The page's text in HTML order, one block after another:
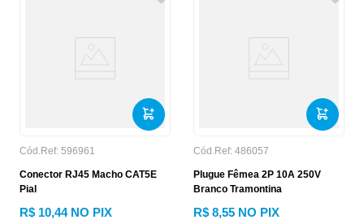
Cód.Ref: 596961
Conector RJ45 Macho CAT5E
Pial
R$ 10,44NO PIX
Cód.Ref: 486057
Plugue Fêmea 2P 10A 250V
Branco Tramontina
R$ 8,55 NO PIX